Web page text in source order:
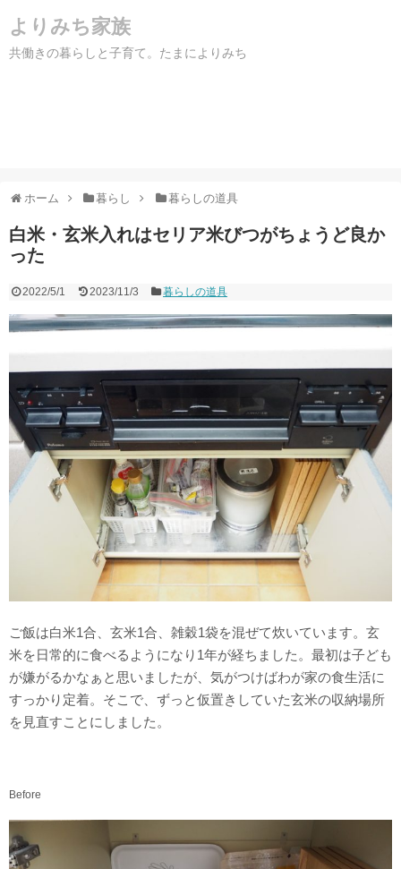
よりみち家族
共働きの暮らしと子育て。たまによりみち
ホーム 暮らし 暮らしの道具
白米・玄米入れはセリア米びつがちょうど良か
った
2022/5/1 2023/11/3 暮らしの道具
ご飯は白米1合、玄米1合、雑穀1袋を混ぜて炊いています。玄
米を日常的に食べるようになり1年が経ちました。最初は子ども
が嫌がるかなぁと思いましたが、気がつけばわが家の食生活に
すっかり定着。そこで、ずっと仮置きしていた玄米の収納場所
を見直すことにしました。
Before